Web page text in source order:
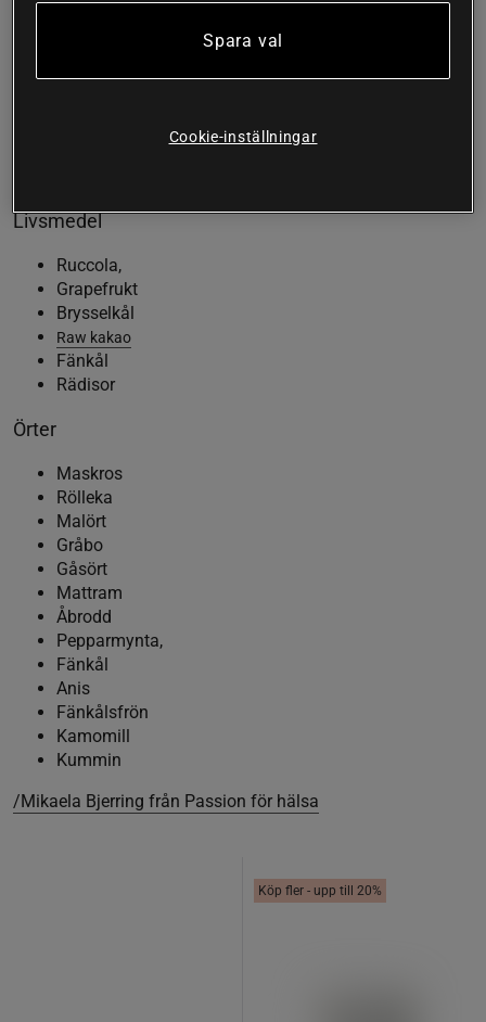
För den som har konstanta problem med mag-tarmsystemet
så kan man göra en lite mer intensiv kur med
Svenskdroppar eller te med bitterörter. Ta då dropparna eller
sen ett uppehåll under en vecka följt av en ny kur på två
Livsmedel
Ruccola,
Grapefrukt
Brysselkål
Raw kakao
Fänkål
Rädisor
Örter
Maskros
Rölleka
Malört
Gråbo
Gåsört
Mattram
Åbrodd
Pepparmynta,
Fänkål
Anis
Fänkålsfrön
Kamomill
Kummin
/Mikaela Bjerring från Passion för hälsa
Köp fler - upp till 20%
Spara val
Cookie-inställningar